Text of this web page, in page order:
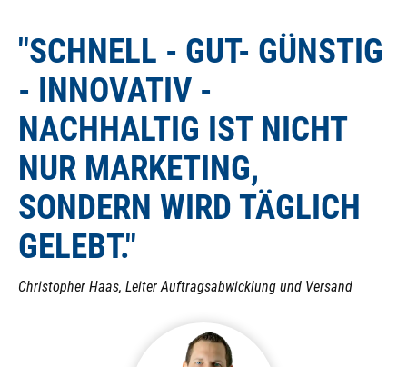
"SCHNELL - GUT- GÜNSTIG
- INNOVATIV -
NACHHALTIG IST NICHT
NUR MARKETING,
SONDERN WIRD TÄGLICH
GELEBT."
Christopher Haas, Leiter Auftragsabwicklung und Versand